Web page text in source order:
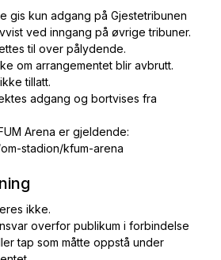
gis kun adgang på Gjestetribunen
ved inngang på øvrige tribuner.
til over pålydende.
om arrangementet blir avbrutt.
tillatt.
adgang og bortvises fra
Arena er gjeldende:
stadion/kfum-arena
ikke.
overfor publikum i forbindelse
tap som måtte oppstå under